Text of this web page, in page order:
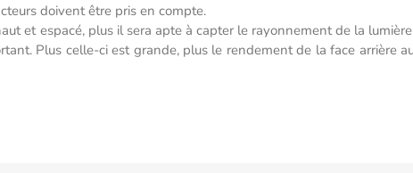
doivent être pris en compte.
et espacé, plus il sera apte à capter le rayonnement de la
Plus celle-ci est grande, plus le rendement de la face arrière